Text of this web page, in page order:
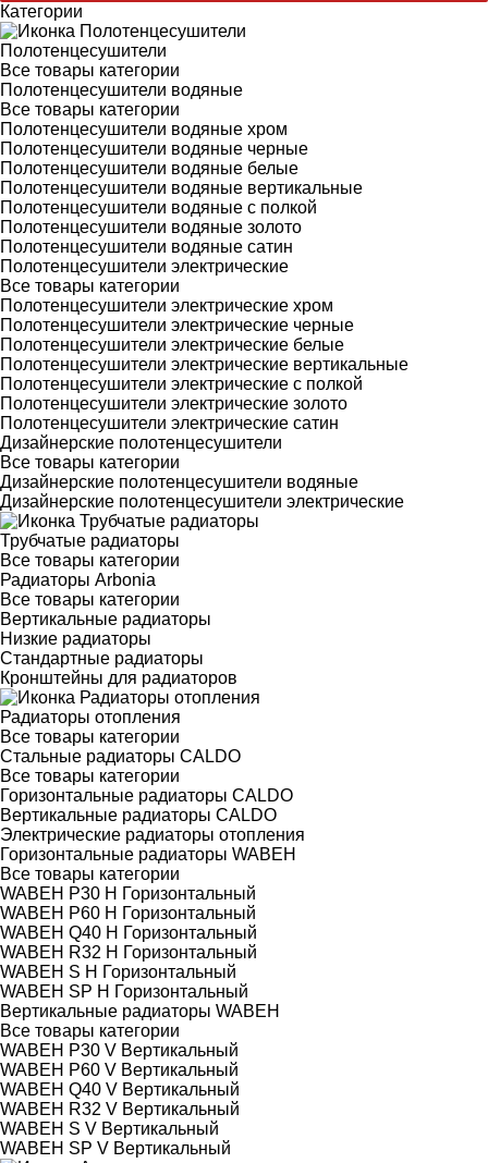
Категории
Полотенцесушители
Все товары категории
Полотенцесушители водяные
Все товары категории
Полотенцесушители водяные хром
Полотенцесушители водяные черные
Полотенцесушители водяные белые
Полотенцесушители водяные вертикальные
Полотенцесушители водяные с полкой
Полотенцесушители водяные золото
Полотенцесушители водяные сатин
Полотенцесушители электрические
Все товары категории
Полотенцесушители электрические хром
Полотенцесушители электрические черные
Полотенцесушители электрические белые
Полотенцесушители электрические вертикальные
Полотенцесушители электрические с полкой
Полотенцесушители электрические золото
Полотенцесушители электрические сатин
Дизайнерские полотенцесушители
Все товары категории
Дизайнерские полотенцесушители водяные
Дизайнерские полотенцесушители электрические
Трубчатые радиаторы
Все товары категории
Радиаторы Arbonia
Все товары категории
Вертикальные радиаторы
Низкие радиаторы
Стандартные радиаторы
Кронштейны для радиаторов
Радиаторы отопления
Все товары категории
Стальные радиаторы CALDO
Все товары категории
Горизонтальные радиаторы CALDO
Вертикальные радиаторы CALDO
Электрические радиаторы отопления
Горизонтальные радиаторы WABEH
Все товары категории
WABEH P30 H Горизонтальный
WABEH P60 H Горизонтальный
WABEH Q40 H Горизонтальный
WABEH R32 H Горизонтальный
WABEH S H Горизонтальный
WABEH SP H Горизонтальный
Вертикальные радиаторы WABEH
Все товары категории
WABEH P30 V Вертикальный
WABEH P60 V Вертикальный
WABEH Q40 V Вертикальный
WABEH R32 V Вертикальный
WABEH S V Вертикальный
WABEH SP V Вертикальный